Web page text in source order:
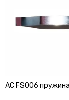
AC FS006